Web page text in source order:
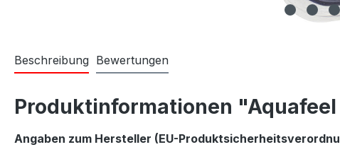
Beschreibung Bewertungen
Produktinformationen
Angaben zum Hersteller (EU-